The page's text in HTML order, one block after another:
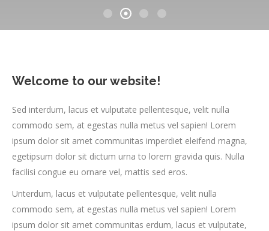
Welcome to our website!
Sed interdum, lacus et vulputate pellentesque, velit nulla
commodo sem, at egestas nulla metus vel sapien! Lorem
ipsum dolor sit amet communitas imperdiet eleifend magna,
egetipsum dolor sit dictum urna to lorem gravida quis. Nulla
facilisi congue eu ornare vel, mattis sed eros.
Unterdum, lacus et vulputate pellentesque, velit nulla
commodo sem, at egestas nulla metus vel sapien! Lorem
ipsum dolor sit amet communitas erdum, lacus et vulputate,